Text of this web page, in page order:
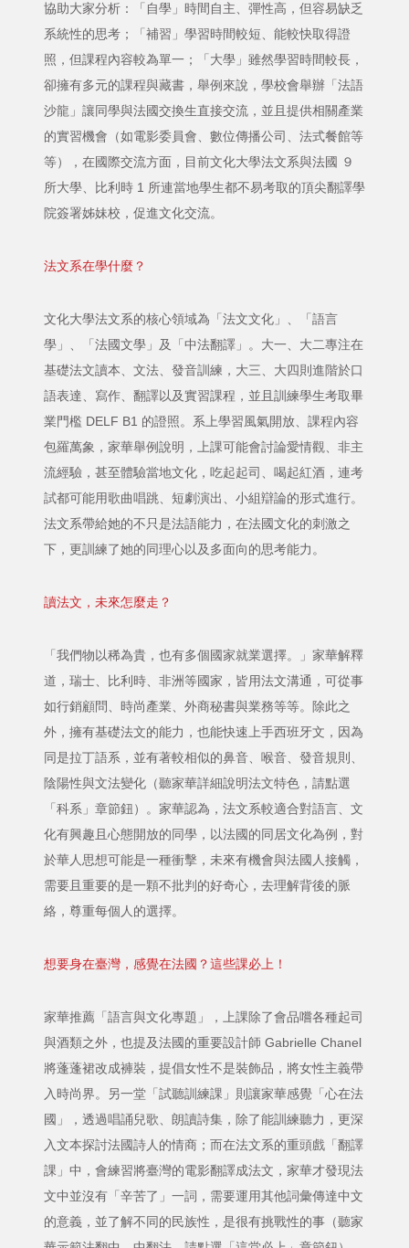
協助大家分析：「自學」時間自主、彈性高，但容易缺乏
系統性的思考；「補習」學習時間較短、能較快取得證
照，但課程內容較為單一；「大學」雖然學習時間較長，
卻擁有多元的課程與藏書，舉例來說，學校會舉辦「法語
沙龍」讓同學與法國交換生直接交流，並且提供相關產業
的實習機會（如電影委員會、數位傳播公司、法式餐館等
等），在國際交流方面，目前文化大學法文系與法國 ９
所大學、比利時 1 所連當地學生都不易考取的頂尖翻譯學
院簽署姊妹校，促進文化交流。
法文系在學什麼？
文化大學法文系的核心領域為「法文文化」、「語言
學」、「法國文學」及「中法翻譯」。大一、大二專注在
基礎法文讀本、文法、發音訓練，大三、大四則進階於口
語表達、寫作、翻譯以及實習課程，並且訓練學生考取畢
業門檻 DELF B1 的證照。系上學習風氣開放、課程內容
包羅萬象，家華舉例說明，上課可能會討論愛情觀、非主
流經驗，甚至體驗當地文化，吃起起司、喝起紅酒，連考
試都可能用歌曲唱跳、短劇演出、小組辯論的形式進行。
法文系帶給她的不只是法語能力，在法國文化的刺激之
下，更訓練了她的同理心以及多面向的思考能力。
讀法文，未來怎麼走？
「我們物以稀為貴，也有多個國家就業選擇。」家華解釋
道，瑞士、比利時、非洲等國家，皆用法文溝通，可從事
如行銷顧問、時尚產業、外商秘書與業務等等。除此之
外，擁有基礎法文的能力，也能快速上手西班牙文，因為
同是拉丁語系，並有著較相似的鼻音、喉音、發音規則、
陰陽性與文法變化（聽家華詳細說明法文特色，請點選
「科系」章節鈕）。家華認為，法文系較適合對語言、文
化有興趣且心態開放的同學，以法國的同居文化為例，對
於華人思想可能是一種衝擊，未來有機會與法國人接觸，
需要且重要的是一顆不批判的好奇心，去理解背後的脈
絡，尊重每個人的選擇。
想要身在臺灣，感覺在法國？這些課必上！
家華推薦「語言與文化專題」，上課除了會品嚐各種起司
與酒類之外，也提及法國的重要設計師 Gabrielle Chanel
將蓬蓬裙改成褲裝，提倡女性不是裝飾品，將女性主義帶
入時尚界。另一堂「試聽訓練課」則讓家華感覺「心在法
國」，透過唱誦兒歌、朗讀詩集，除了能訓練聽力，更深
入文本探討法國詩人的情商；而在法文系的重頭戲「翻譯
課」中，會練習將臺灣的電影翻譯成法文，家華才發現法
文中並沒有「辛苦了」一詞，需要運用其他詞彙傳達中文
的意義，並了解不同的民族性，是很有挑戰性的事（聽家